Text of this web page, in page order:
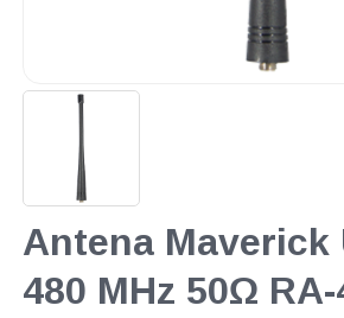
Antena Maverick
480 MHz 50Ω RA-